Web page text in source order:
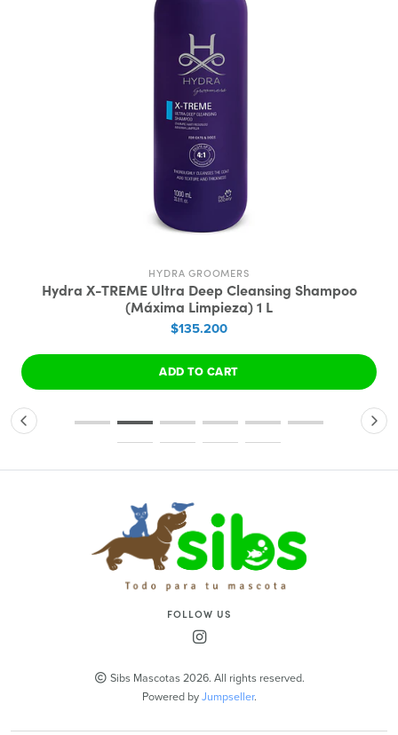
HYDRA GROOMERS
Hydra X-TREME Ultra Deep Cleansing Shampoo
(Máxima Limpieza) 1 L
$135.200
ADD TO CART
FOLLOW US
Sibs Mascotas 2026. All rights reserved.
Powered byJumpseller.